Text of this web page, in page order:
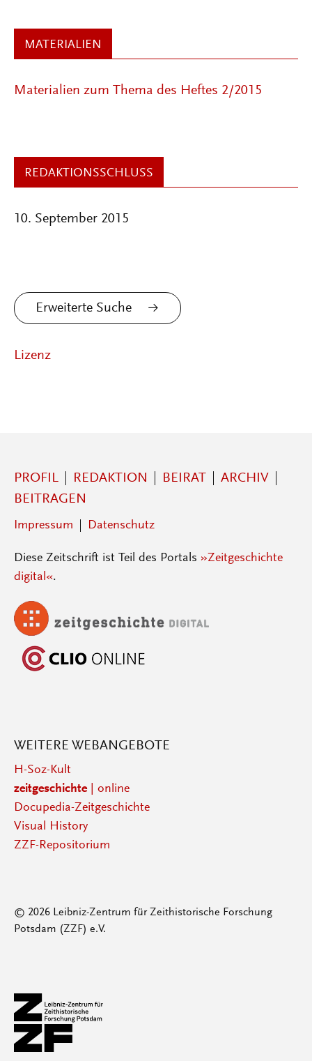
MATERIALIEN
Materialien zum Thema des Heftes 2/2015
REDAKTIONSSCHLUSS
10. September 2015
Erweiterte Suche
Lizenz
PROFIL REDAKTION BEIRAT
ARCHIV
BEITRAGEN
Impressum Datenschutz
Diese Zeitschrift ist Teil des Portals »Zeitgeschichte
digital«.
WEITERE WEBANGEBOTE
H-Soz-Kult
zeitgeschichte| online
Docupedia-Zeitgeschichte
Visual History
ZZF-Repositorium
© 2026 Leibniz-Zentrum für Zeithistorische Forschung
Potsdam (ZZF) e.V.